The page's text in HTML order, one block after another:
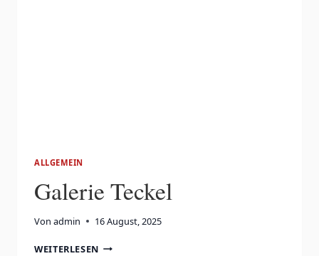
ALLGEMEIN
Galerie Teckel
Von admin 16 August, 2025
WEITERLESEN GALERIE